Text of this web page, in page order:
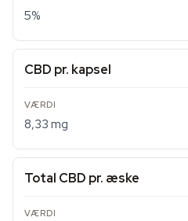
5%
CBD pr. kapsel
8,33 mg
Total CBD pr. æske